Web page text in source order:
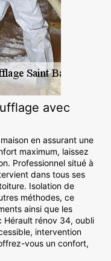
avec
en assurant une
maximum, laissez
Professionnel situé à
dans tous ses
Isolation de
méthodes, ce
ainsi que les
Hérault rénov 34, oubli
intervention
vous un confort,